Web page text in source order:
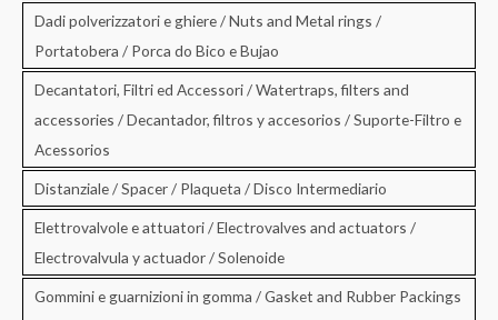
Dadi polverizzatori e ghiere / Nuts and Metal rings /
Portatobera / Porca do Bico e Bujao
Decantatori, Filtri ed Accessori / Watertraps, filters and
accessories / Decantador, filtros y accesorios / Suporte-Filtro e
Acessorios
Distanziale / Spacer / Plaqueta / Disco Intermediario
Elettrovalvole e attuatori / Electrovalves and actuators /
Electrovalvula y actuador / Solenoide
Gommini e guarnizioni in gomma / Gasket and Rubber Packings